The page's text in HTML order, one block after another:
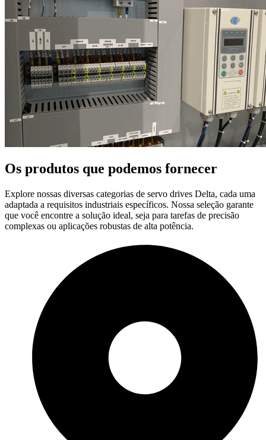
Os produtos que podemos fornecer
Explore nossas diversas categorias de servo drives Delta, cada uma
adaptada a requisitos industriais específicos. Nossa seleção garante
que você encontre a solução ideal, seja para tarefas de precisão
complexas ou aplicações robustas de alta potência.